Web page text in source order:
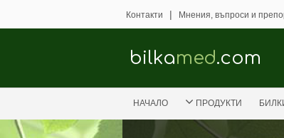
Контакти | Мнения, въпроси и
bilkamed.com
НАЧАЛО ПРОДУКТИ